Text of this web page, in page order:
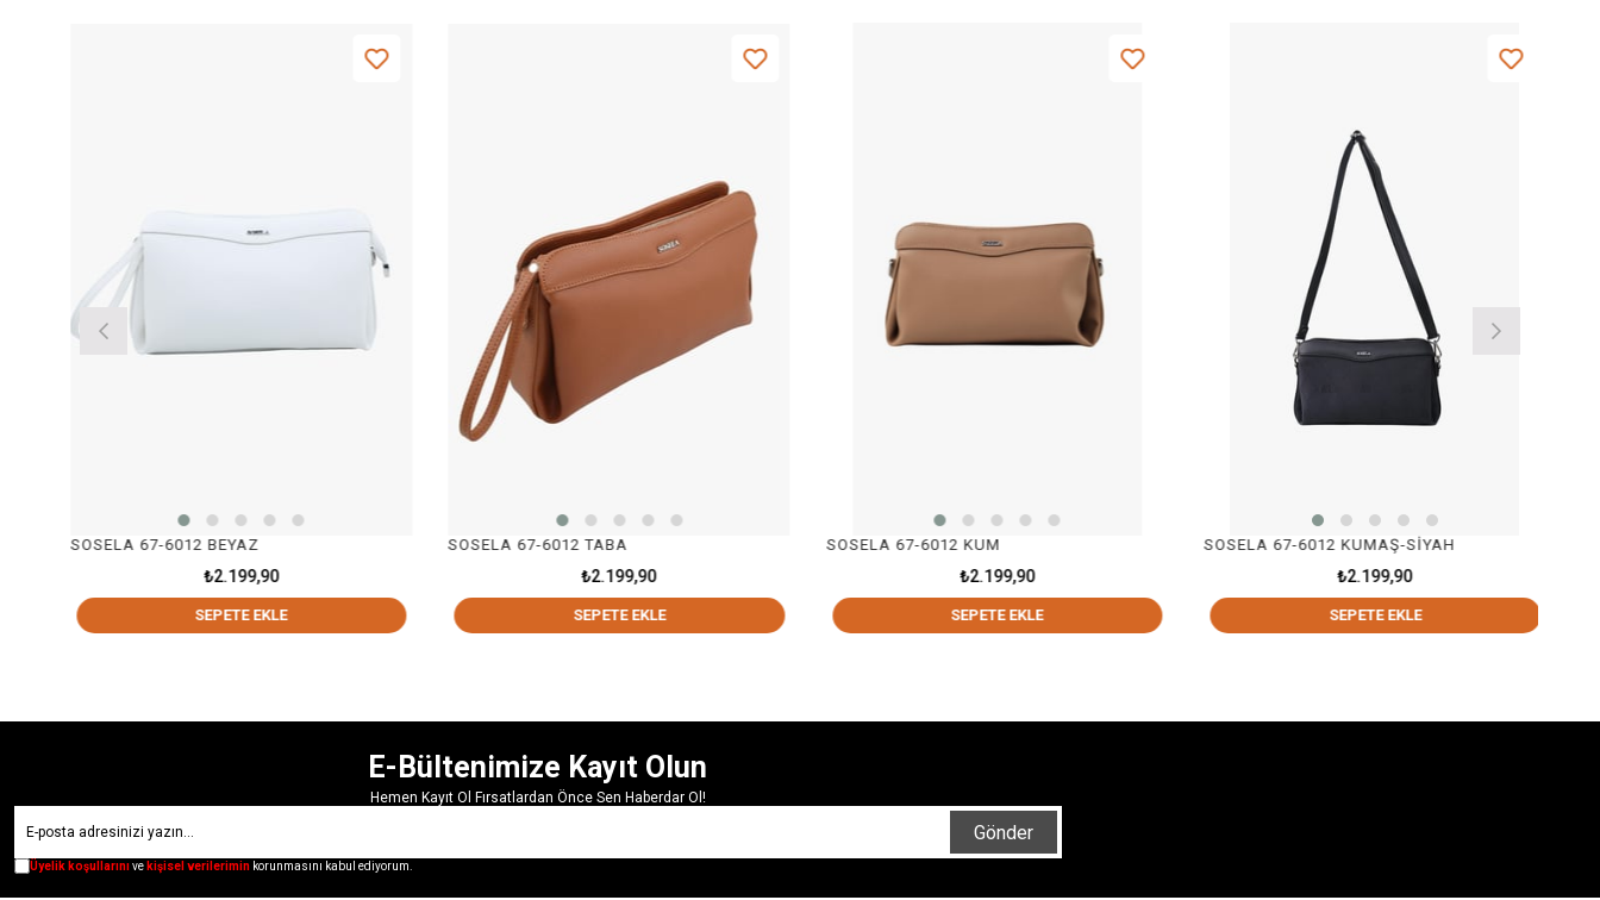
SOSELA 67-6012 BEYAZ
₺2.199,90
SEPETE EKLE
SOSELA 67-6012 TABA
₺2.199,90
SEPETE EKLE
SOSELA 67-6012 KUM
₺2.199,90
SEPETE EKLE
SOSELA 67-6012 KUMAŞ-SİYAH
₺2.199,90
SEPETE EKLE
E-Bültenimize Kayıt Olun
Hemen Kayıt Ol Fırsatlardan Önce Sen Haberdar Ol!
Gönder
Üyelik koşullarınıve kişisel verilerimin korunmasını kabul ediyorum.